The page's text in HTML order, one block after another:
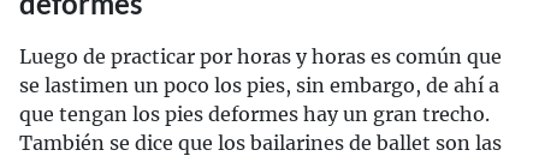
Luego de practicar por horas y horas es común que
se lastimen un poco los pies, sin embargo, de ahí a
que tengan los pies deformes hay un gran trecho.
También se dice que los bailarines de ballet son las